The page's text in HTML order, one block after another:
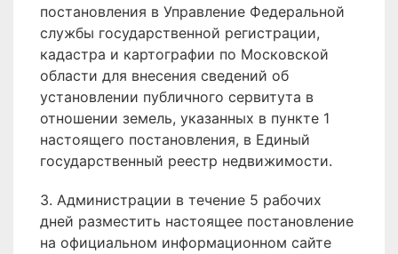
постановления в Управление Федеральной
службы государственной регистрации,
кадастра и картографии по Московской
области для внесения сведений об
установлении публичного сервитута в
отношении земель, указанных в пункте 1
настоящего постановления, в Единый
государственный реестр недвижимости.
3. Администрации в течение 5 рабочих
дней разместить настоящее постановление
на официальном информационном сайте